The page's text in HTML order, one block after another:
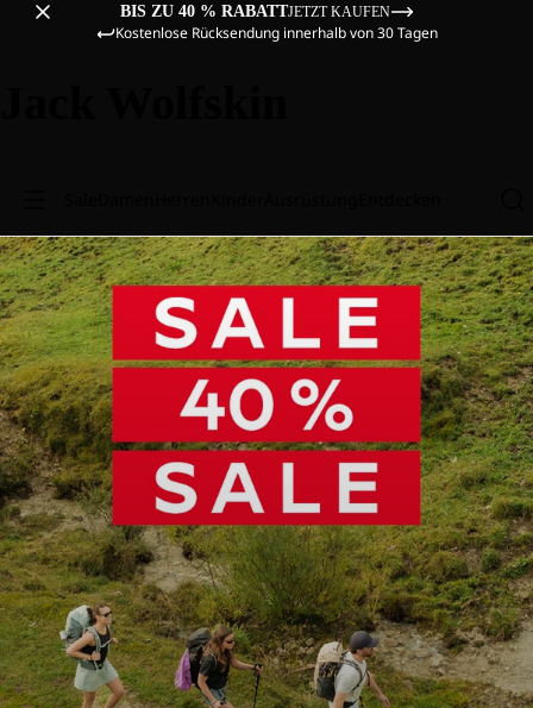
BIS ZU 40 % RABATTJETZT KAUFEN
Kostenlose Rücksendung innerhalb von 30 Tagen